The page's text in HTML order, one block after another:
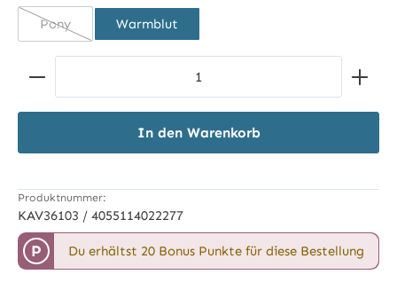
Pony
(Diese Option ist zurzeit nicht verfügbar.)
Warmblut
Produkt Anzahl: Gib den gewünschten Wert ein
In den Warenkorb
Produktnummer:
KAV36103 / 4055114022277
P Du erhältst 20 Bonus Punkte für diese Bestellung